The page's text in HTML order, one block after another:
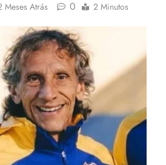
Meses Atrás 0 2 Minutos